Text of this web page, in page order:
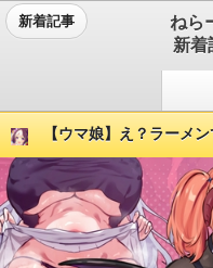
新着記事
ねら
新着
【ウマ娘】え？ラーメ